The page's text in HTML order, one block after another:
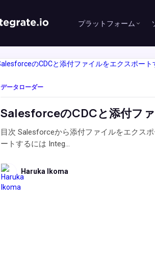
プラットフォーム
データローダー
SalesforceのCDCと添付フ
目次 Salesforceから添付ファイルをエクス
ートするには Integ...
Haruka Ikoma